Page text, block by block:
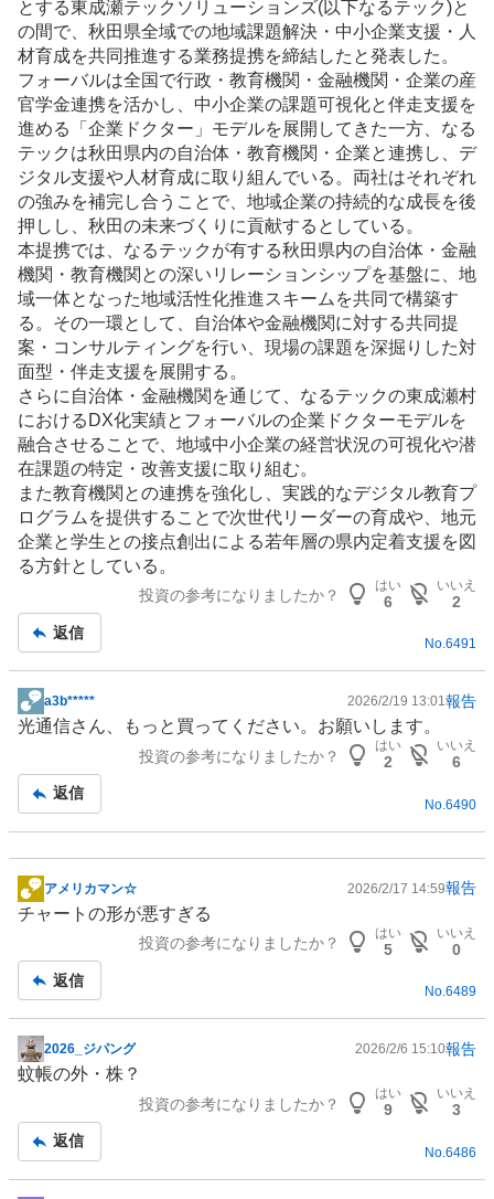
とする東成瀬テックソリューションズ(以下なるテック)と
の間で、秋田県全域での地域課題解決・中小企業支援・ 人
材育成を共同推進する業務提携を締結したと発表した。
フォーバルは全国で行政・教育機関・金融機関・企業の産
官学金連携を活かし、中小企業の課題可視化と伴走支援を
進める「企業ドクター」モデルを展開してきた一方、なる
テックは秋田県内の自治体・教育機関・企業と連携し、デ
ジタル支援や人材育成に取り組んでいる。両社はそれぞれ
の強みを補完し合うことで、地域企業の持続的な成長を後
押しし、秋田の未来づくりに貢献するとしている。
本提携では、なるテックが有する秋田県内の自治体・金融
機関・教育機関との深いリレーションシップを基盤に、地
域一体となった地域活性化推進スキームを共同で構築す
る。その一環として、自治体や金融機関に対する共同提
案・ コンサルティングを行い、現場の課題を深掘りした対
面型・伴走支援を展開する。
さらに自治体・金融機関を通じて、なるテックの東成瀬村
におけるDX化実績とフォーバルの企業ドクターモデルを
融合させることで、地域中小企業の経営状況の可視化や潜
在課題の特定・改善支援に取り組む。
また教育機関との連携を強化し、実践的なデジタル教育プ
ログラムを提供することで次世代リーダーの育成や、地元
企業と学生との接点創出による若年層の県内定着支援を図
る方針としている。
投資の参考になりましたか？
はい
6
いいえ
2
返信
No.6491
掲
示
事
a3b***** 2026/2/19 13:01報告
光通信さん、もっと買ってください。お願いします。
投資の参考になりましたか？
はい
2
いいえ
6
返信
No. 6490
掲
示
事
アメリカマン☆ 2026/2/17 14:59報告
チャートの形が悪すぎる
投資の参考になりましたか？
はい
5
いいえ
0
返信
No.6489
掲
示
事
2026_ジパング 2026/2/6 15:10報告
蚊帳の外・株？
投資の参考になりましたか？
はい
9
いいえ
3
返信
No. 6486